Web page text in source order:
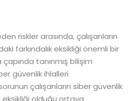
riskler arasında, çalışanların
farkındalık eksikliği önemli bir
tanınmış bilişim
güvenlik ihlalleri
çalışanların siber güvenlik
eksikliği olduğu ortaya